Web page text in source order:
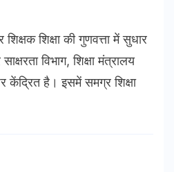
शिक्षा की गुणवत्ता में सुधार
विभाग, शिक्षा मंत्रालय
केंद्रित है। इसमें समग्र शिक्षा